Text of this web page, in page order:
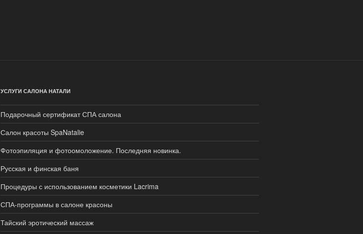
УСЛУГИ САЛОНА НАТАЛИ
Подарочный сертификат СПА салона
Салон красоты SpaNatalie
Фотоэпиляция и фотоомоложение. Последняя новинка.
Русская и финская баня
Процедуры с использованием косметики Lacrima
СПА-программы в салоне красоны
Тайский эротический массаж